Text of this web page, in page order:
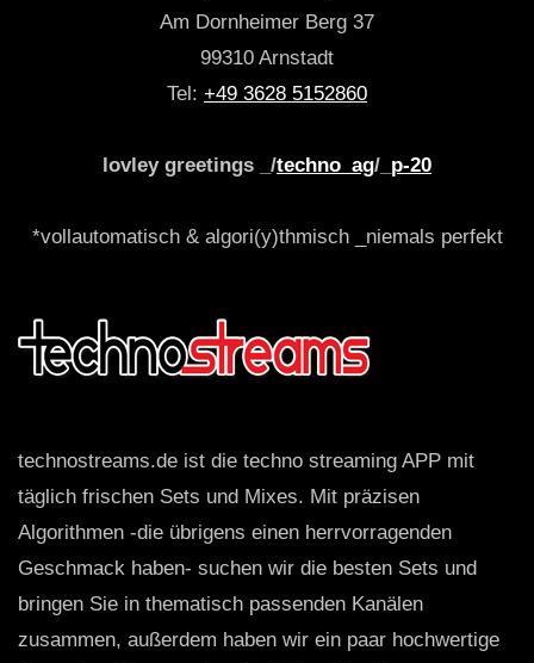
Am Dornheimer Berg 37
99310 Arnstadt
Tel: +49 3628 5152860
lovley greetings _/techno_ag/_ p-20
*vollautomatisch & algori(y)thmisch _niemals perfekt
technostreams.de ist die techno streaming APP mit
täglich frischen Sets und Mixes. Mit präzisen
Algorithmen -die übrigens einen herrvorragenden
Geschmack haben- suchen wir die besten Sets und
bringen Sie in thematisch passenden Kanälen
zusammen, außerdem haben wir ein paar hochwertige